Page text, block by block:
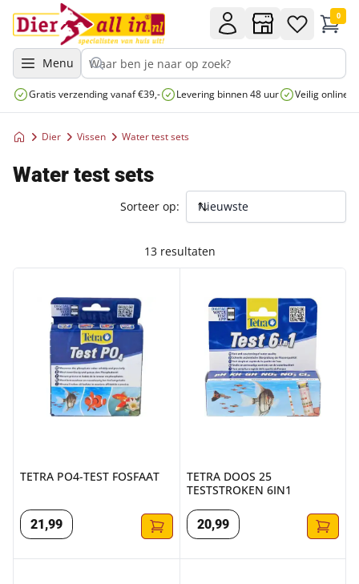
Menu
0
Gratis verzending vanaf €39,- Levering binnen 48 uur Veilig online
Dier Vissen Water test sets
Water test sets
13 resultaten
Sorteer op:
TETRA PO4-TEST FOSFAAT
21,99
TETRA DOOS 25
TESTSTROKEN 6IN1
20,99